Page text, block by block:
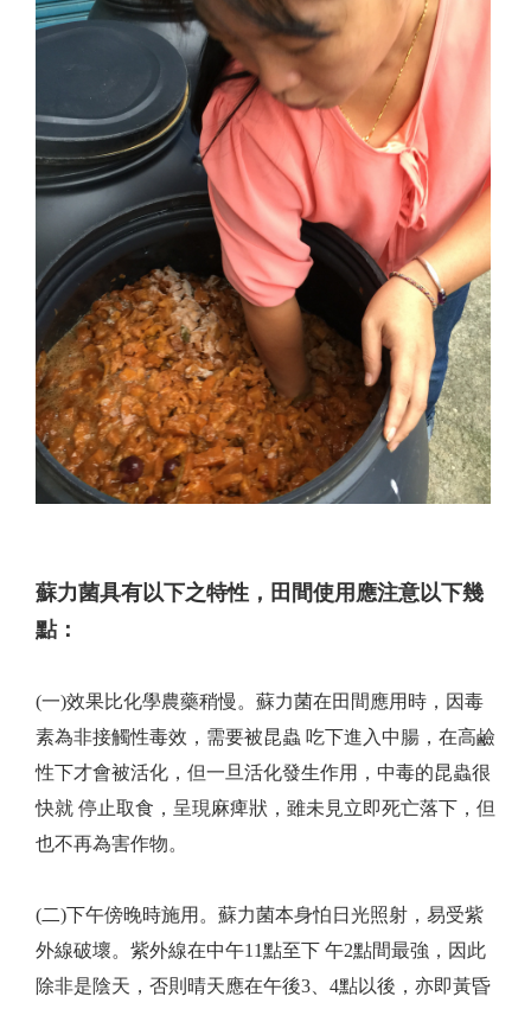
蘇力菌具有以下之特性，田間使用應注意以下幾
點：
(一)效果比化學農藥稍慢。蘇力菌在田間應用時，因毒
素為非接觸性毒效，需要被昆蟲 吃下進入中腸，在高鹼
性下才會被活化，但一旦活化發生作用，中毒的昆蟲很
快就 停止取食，呈現麻痺狀，雖未見立即死亡落下，但
也不再為害作物。
(二)下午傍晚時施用。蘇力菌本身怕日光照射，易受紫
外線破壞。紫外線在中午11點至下 午2點間最強，因此
除非是陰天，否則晴天應在午後3、4點以後，亦即黃昏